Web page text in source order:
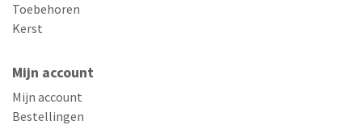
Toebehoren
Kerst
Mijn account
Mijn account
Bestellingen